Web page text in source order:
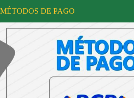
MÉTODOS DE PAGO